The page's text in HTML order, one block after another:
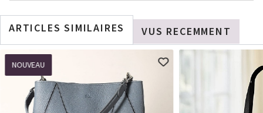
ARTICLES SIMILAIRES VUS RECEMMENT
NOUVEAU